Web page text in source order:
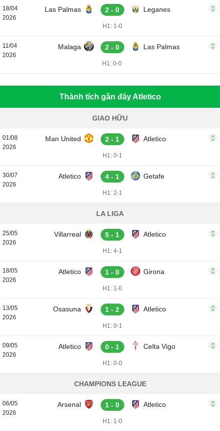
18/04
2026
Las Palmas 2 - 0 Leganes
H1: 1-0
11/04
2026
Malaga 2 - 0 Las Palmas
H1: 0-0
Thành tích gần đây Atletico
GIAO HỮU
01/08
2026
Man United 2 - 1 Atletico
H1: 0-1
30/07
2026
Atletico 4 - 1 Getafe
H1: 2-1
LA LIGA
25/05
2026
Villarreal 5 - 1 Atletico
H1: 4-1
18/05
2026
Atletico 1 - 0 Girona
H1: 1-0
13/05
2026
Osasuna 1 - 2 Atletico
H1: 0-1
09/05
2026
Atletico 0 - 1 Celta Vigo
H1: 0-0
CHAMPIONS LEAGUE
06/05
2026
Arsenal 1 - 0 Atletico
H1: 1-0